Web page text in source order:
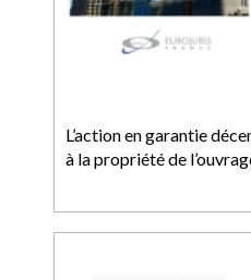
L’action en garantie
à la propriété de